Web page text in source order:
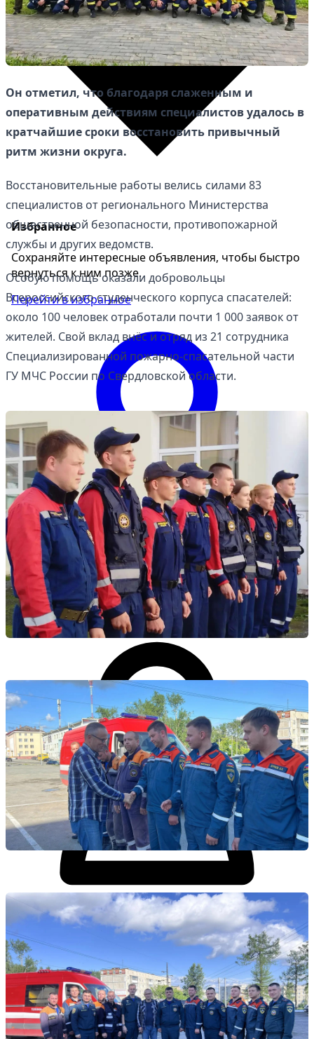
Избранное
Сохраняйте интересные объявления, чтобы быстро
вернуться к ним позже.
Перейти в избранное
Войти
Личный кабинет
Управляйте объявлениями, отслеживайте
публикации и получайте сообщения
Войти или зарегистрироваться
Он отметил, что благодаря слаженным и
оперативным действиям специалистов удалось в
кратчайшие сроки восстановить привычный
ритм жизни округа.
Восстановительные работы велись силами 83
специалистов от регионального Министерства
общественной безопасности, противопожарной
службы и других ведомств.
Особую помощь оказали добровольцы
Всероссийского студенческого корпуса спасателей:
около 100 человек отработали почти 1 000 заявок от
жителей. Свой вклад внёс и отряд из 21 сотрудника
Специализированной пожарно-спасательной части
ГУ МЧС России по Свердловской области.